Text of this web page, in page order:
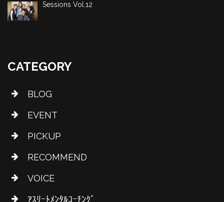
Sessions Vol.12
CATEGORY
BLOG
EVENT
PICKUP
RECOMMEND
VOICE
ｱｽﾘｰﾄﾒﾝﾀﾙｺｰﾁﾝｸﾞ